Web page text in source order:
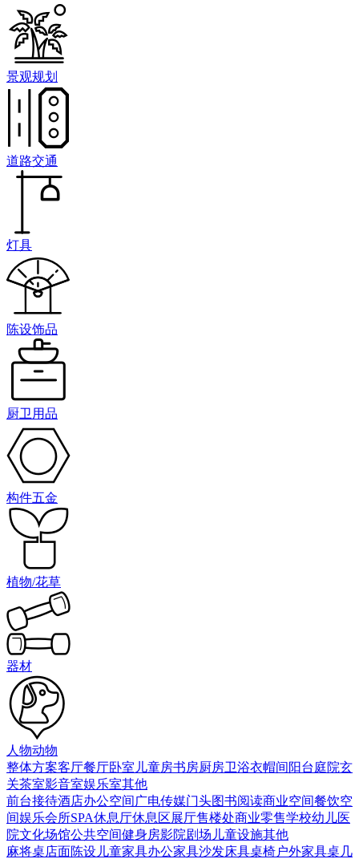
景观规划
道路交通
灯具
陈设饰品
厨卫用品
构件五金
植物/花草
器材
人物动物
整体方案客厅餐厅卧室 儿童房书房厨房卫浴衣帽间 阳台庭院玄
关茶室影音室娱乐室其他
前台接待酒店办公空间 广电传媒门头图书阅读商业空间餐饮空
间娱乐会所SPA休息厅休息区展厅售楼处商业零售学校幼儿医
院文化场馆公共空间健身房影院剧场 儿童设施其他
麻将桌店面陈设 儿童家具办公家具沙发床具桌椅户外家具桌几